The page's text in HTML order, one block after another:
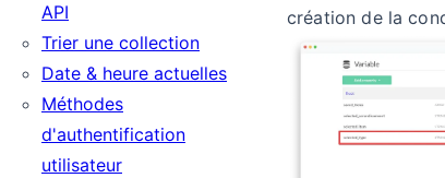
API
Trier une collection
Date & heure actuelles
Méthodes
d'authentification
utilisateur
création de la